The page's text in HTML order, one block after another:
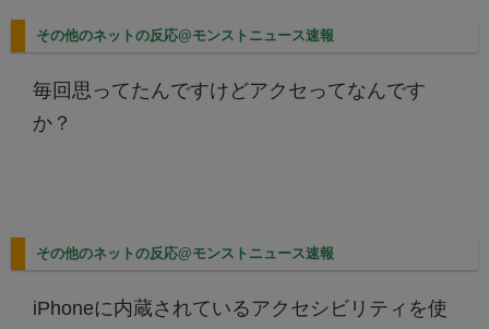
その他のネットの反応@モンストニュース速報
毎回思ってたんですけどアクセってなんです
か？
その他のネットの反応@モンストニュース速報
iPhoneに内蔵されているアクセシビリティを使